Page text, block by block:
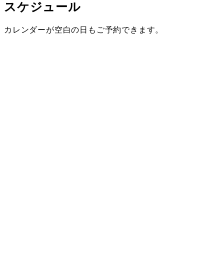
スケジュール
カレンダーが空白の日もご予約できます。